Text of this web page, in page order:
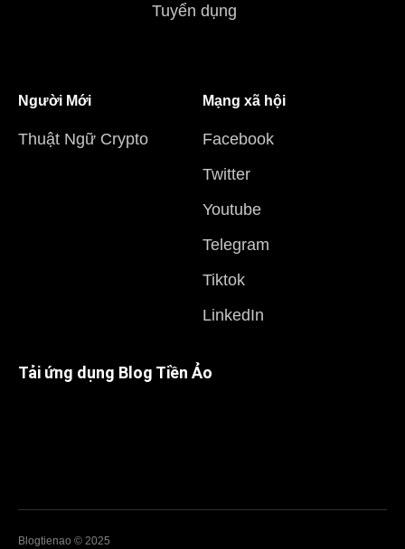
Tuyển dụng
Người Mới
Thuật Ngữ Crypto
Mạng xã hội
Facebook
Twitter
Youtube
Telegram
Tiktok
LinkedIn
Tải ứng dụng Blog Tiền Ảo
Blogtienao © 2025